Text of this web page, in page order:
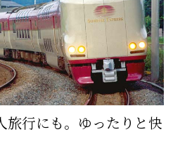
旅行にも。ゆったりと快